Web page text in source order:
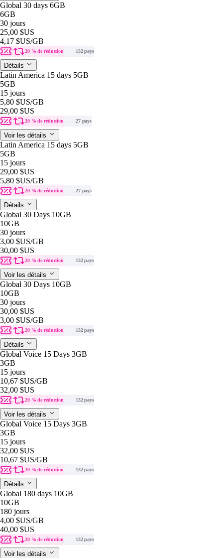
Global 30 days 6GB
6GB
30 jours
25,00 $US
4,17 $US/GB
20 % de réduction 132 pays
Détails
Latin America 15 days 5GB
5GB
15 jours
5,80 $US/GB
29,00 $US
20 % de réduction 27 pays
Voir les détails
Latin America 15 days 5GB
5GB
15 jours
29,00 $US
5,80 $US/GB
20 % de réduction 27 pays
Détails
Global 30 Days 10GB
10GB
30 jours
3,00 $US/GB
30,00 $US
20 % de réduction 132 pays
Voir les détails
Global 30 Days 10GB
10GB
30 jours
30,00 $US
3,00 $US/GB
20 % de réduction 132 pays
Détails
Global Voice 15 Days 3GB
3GB
15 jours
10,67 $US/GB
32,00 $US
20 % de réduction 132 pays
Voir les détails
Global Voice 15 Days 3GB
3GB
15 jours
32,00 $US
10,67 $US/GB
20 % de réduction 132 pays
Détails
Global 180 days 10GB
10GB
180 jours
4,00 $US/GB
40,00 $US
20 % de réduction 132 pays
Voir les détails